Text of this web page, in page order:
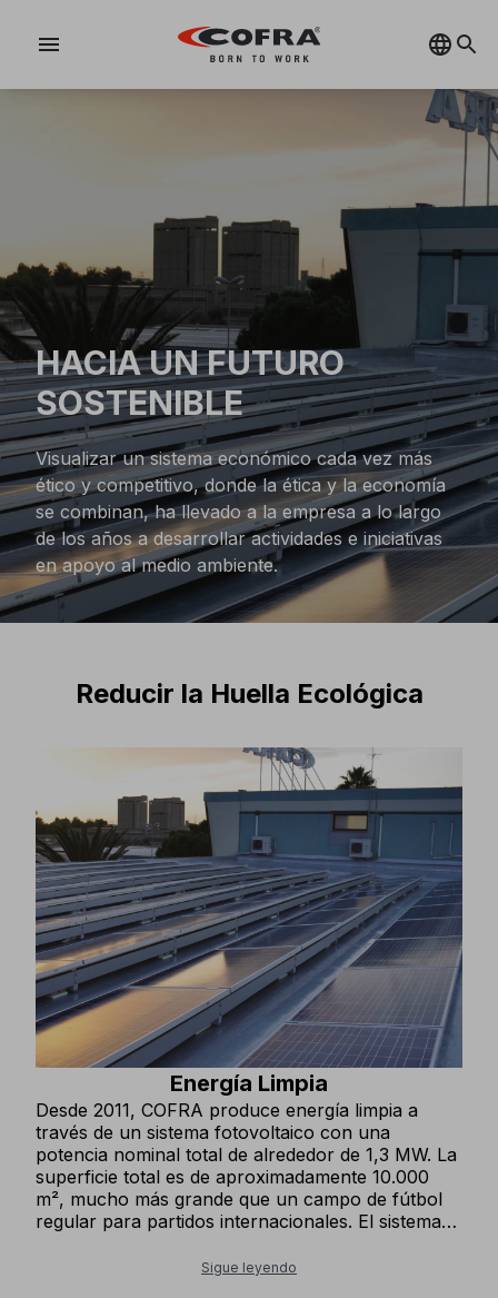
menu
HACIA UN FUTURO
SOSTENIBLE
Visualizar un sistema económico cada vez más
ético y competitivo, donde la ética y la economía
se combinan, ha llevado a la empresa a lo largo
de los años a desarrollar actividades e iniciativas
en apoyo al medio ambiente.
Reducir la Huella Ecológica
Energía Limpia
Desde 2011, COFRA produce energía limpia a
través de un sistema fotovoltaico con una
potencia nominal total de alrededor de 1,3 MW. La
superficie total es de aproximadamente 10.000
m², mucho más grande que un campo de fútbol
regular para partidos internacionales. El sistema
kWh) de las necesidades energéticas anuales de la
Sigue leyendo